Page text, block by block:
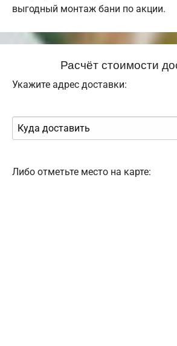
выгодный монтаж бани по акции.
Расчёт стоимости
Укажите адрес доставки:
Либо отметьте место на карте: